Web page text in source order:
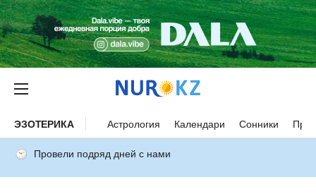
ЭЗОТЕРИКА Астрология Календари Сонники
Провели подряд дней с нами